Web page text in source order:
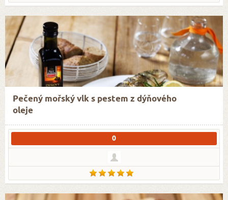
Pečený mořský vlk s pestem z dýňového
oleje
0